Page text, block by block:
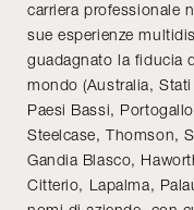
carriera professionale
sue esperienze
guadagnato la fiducia
mondo (Australia,
Paesi Bassi,
Steelcase, Thomson,
Gandia Blasco,
Citterio, Lapalma,